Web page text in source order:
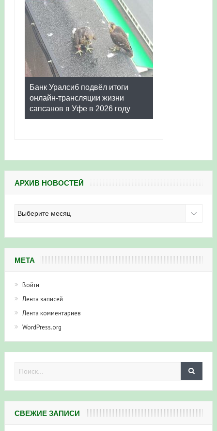
Банк Уралсиб подвёл итоги
онлайн-трансляции жизни
сапсанов в Уфе в 2026 году
АРХИВ НОВОСТЕЙ
новостей
МЕТА
Войти
Лента записей
Лента комментариев
WordPress.org
СВЕЖИЕ ЗАПИСИ